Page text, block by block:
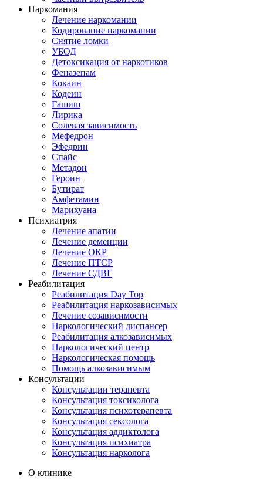
Наркомания
Лечение наркомании
Кодирование наркомании
Снятие ломки
УБОД
Детоксикация от наркотиков
Феназепам
Кокаин
Кодеин
Гашиш
Лирика
Солевая зависимость
Мефедрон
Эфедрин
Спайс
Метадон
Героин
Бутират
Амфетамин
Марихуана
Психиатрия
Лечение апатии
Лечение деменции
Лечение ОКР
Лечение ПТСР
Лечение СДВГ
Реабилитация
Реабилитация Day Top
Реабилитация наркозависимых
Лечение созависимости
Наркологический диспансер
Реабилитация алкозависимых
Наркологический центр
Наркологическая помощь
Помощь алкозависимым
Консультации
Консультации терапевта
Консультация токсиколога
Консультация психотерапевта
Консультация сексолога
Консультация аддиктолога
Консультация психиатра
Консультация нарколога
О клинике